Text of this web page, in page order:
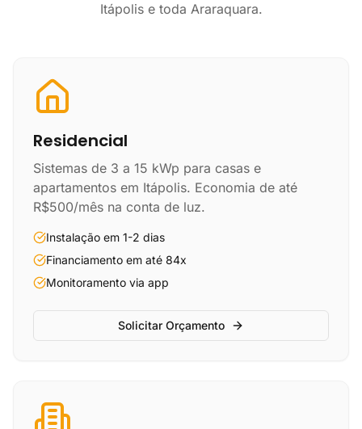
Itápolis e toda Araraquara.
Residencial
Sistemas de 3 a 15 kWp para casas e
apartamentos em Itápolis. Economia de até
R$500/mês na conta de luz.
Instalação em 1-2 dias
Financiamento em até 84x
Monitoramento via app
Solicitar Orçamento